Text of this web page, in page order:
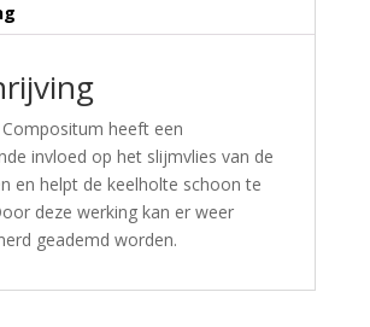
heeft een
invloed op het slijmvlies van de
en helpt de keelholte schoon te
deze werking kan er weer
geademd worden.